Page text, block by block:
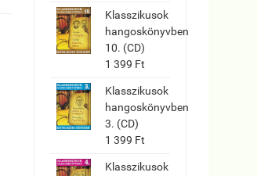
Klasszikusok
hangoskönyvben
10. (CD)
1 399 Ft
Klasszikusok
hangoskönyvben
3. (CD)
1 399 Ft
Klasszikusok